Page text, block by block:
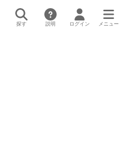
探す 説明 ログイン メニュー